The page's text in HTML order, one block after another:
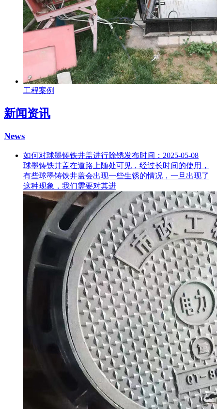
工程案例
新闻资讯
News
如何对球墨铸铁井盖进行除锈发布时间：2025-05-08
球墨铸铁井盖在道路上随处可见，经过长时间的使用，
有些球墨铸铁井盖会出现一些生锈的情况，一旦出现了
这种现象，我们需要对其进